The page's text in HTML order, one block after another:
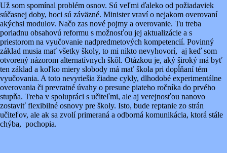
Už som spomínal problém osnov. Sú veľmi ďaleko od požiadaviek
súčasnej doby, hoci sú záväzné. Minister vraví o nejakom overovaní
akýchsi modulov. Načo zas nové pojmy a overovanie. Tu treba
poriadnu obsahovú reformu s možnosťou jej aktualizácie a s
priestorom na vyučovanie nadpredmetových kompetencií. Povinný
základ musia mať všetky školy, to mi nikto nevyhovorí, aj keď som
otvorený názorom alternatívnych škôl. Otázkou je, aký široký má byť
ten základ a koľko miery slobody má mať škola pri dopĺňaní tém
vyučovania. A toto nevyriešia žiadne cykly, dlhodobé experimentálne
overovania či prevratné úvahy o presune piateho ročníka do prvého
stupňa. Treba v spolupráci s učiteľmi, ale aj verejnosťou nanovo
zostaviť flexibilné osnovy pre školy. Isto, bude reptanie zo strán
učiteľov, ale ak sa zvolí primeraná a odborná komunikácia, ktorá stále
chýba, pochopia.